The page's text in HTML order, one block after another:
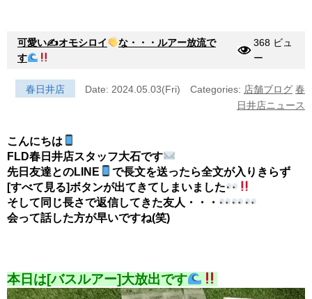
可愛い✍オモシロイ
な・・・ルアー放流で
す
368 ビュ
ー
春日井店 Date: 2024.05.03(Fri) Categories: 店舗ブログ 春
日井店ニュース
こんにちは
FLD春日井店スタッフ大石です
先日友達とのLINE
で長文を送ったら全文が入りきらず
[すべて見る]ボタンが出てきてしまいました
そして同じ長さで返信してきた友人・・・
会って話した方が早いですね(笑)
本日は[バスルアー]大放出です